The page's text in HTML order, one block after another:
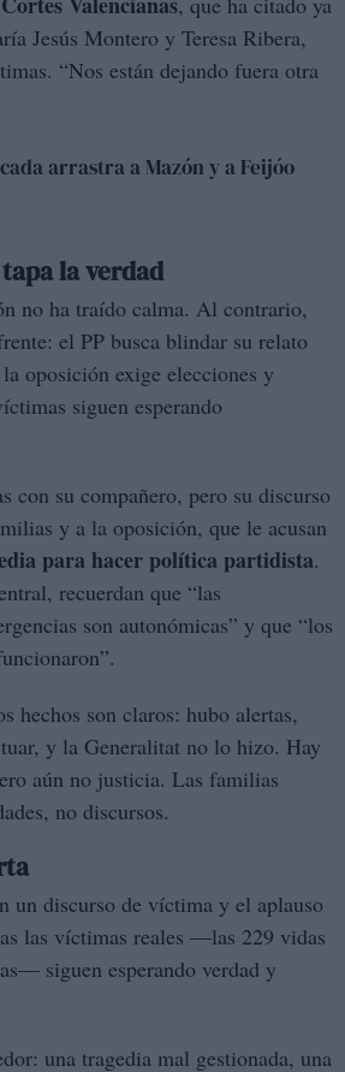
Jesús Montero y Teresa Ribera,
“Nos están dejando fuera otra
arrastra a Mazón y a Feijóo
la verdad
no ha traído calma. Al contrario,
el PP busca blindar su relato
oposición exige elecciones y
siguen esperando
con su compañero, pero su discurso
y a la oposición, que le acusan
para hacer política partidista.
recuerdan que “las
son autonómicas” y que “los
hechos son claros: hubo alertas,
y la Generalitat no lo hizo. Hay
aún no justicia. Las familias
no discursos.
un discurso de víctima y el aplauso
las víctimas reales —las 229 vidas
siguen esperando verdad y
una tragedia mal gestionada, una